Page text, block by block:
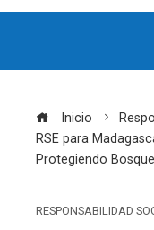
Inicio
RSE para
Protegiendo
RESPONSABILIDAD